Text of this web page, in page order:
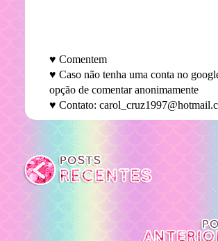
♥ Comentem
♥ Caso não tenha uma conta no
opção de comentar anonimamente
♥ Contato: